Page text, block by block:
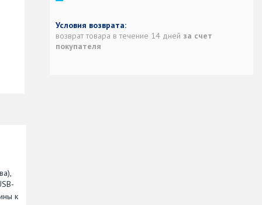
к
возврат товара в течение 14 дней за счет
покупателя